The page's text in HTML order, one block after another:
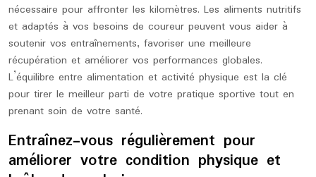
nécessaire pour affronter les kilomètres. Les aliments nutritifs
et adaptés à vos besoins de coureur peuvent vous aider à
soutenir vos entraînements, favoriser une meilleure
récupération et améliorer vos performances globales.
L’équilibre entre alimentation et activité physique est la clé
pour tirer le meilleur parti de votre pratique sportive tout en
prenant soin de votre santé.
Entraînez-vous régulièrement pour
améliorer votre condition physique et